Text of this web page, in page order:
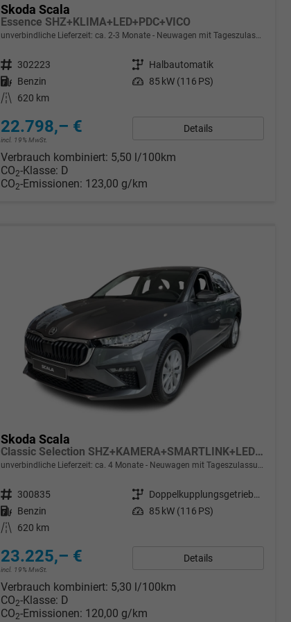
Skoda Scala
Essence SHZ+KLIMA+LED+PDC+VICO
unverbindliche Lieferzeit: ca. 2-3 Monate Neuwagen mit Tageszulassung
Fahrzeugnr. 302223 Getriebe Halbautomatik
Kraftstoff Benzin Leistung 85 kW (116 PS)
Kilometerstand
620 km
22.798,– €
incl. 19% MwSt.
Details
Verbrauch kombiniert: 5,50 l/100km
CO2-Klasse: D
CO2-Emissionen: 123,00 g/km
Skoda Scala
Classic Selection SHZ+KAMERA+SMARTLINK+LED+16" ALU
unverbindliche Lieferzeit: ca. 4 Monate Neuwagen mit Tageszulassung
Fahrzeugnr. 300835 Getriebe
Doppelkupplungsgetriebe (DSG)
Kraftstoff Benzin Leistung 85 kW (116 PS)
Kilometerstand
620 km
23.225,– €
incl. 19% MwSt.
Details
Verbrauch kombiniert: 5,30 l/100km
CO2-Klasse: D
CO2-Emissionen: 120,00 g/km